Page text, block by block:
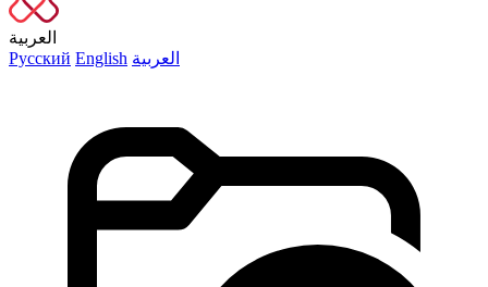
العربية
Русский English العربية